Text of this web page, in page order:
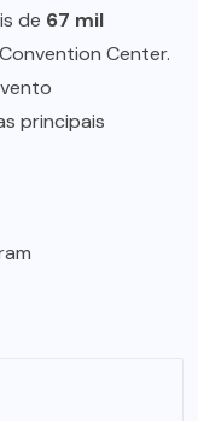
de 67 mil
Center.
principais